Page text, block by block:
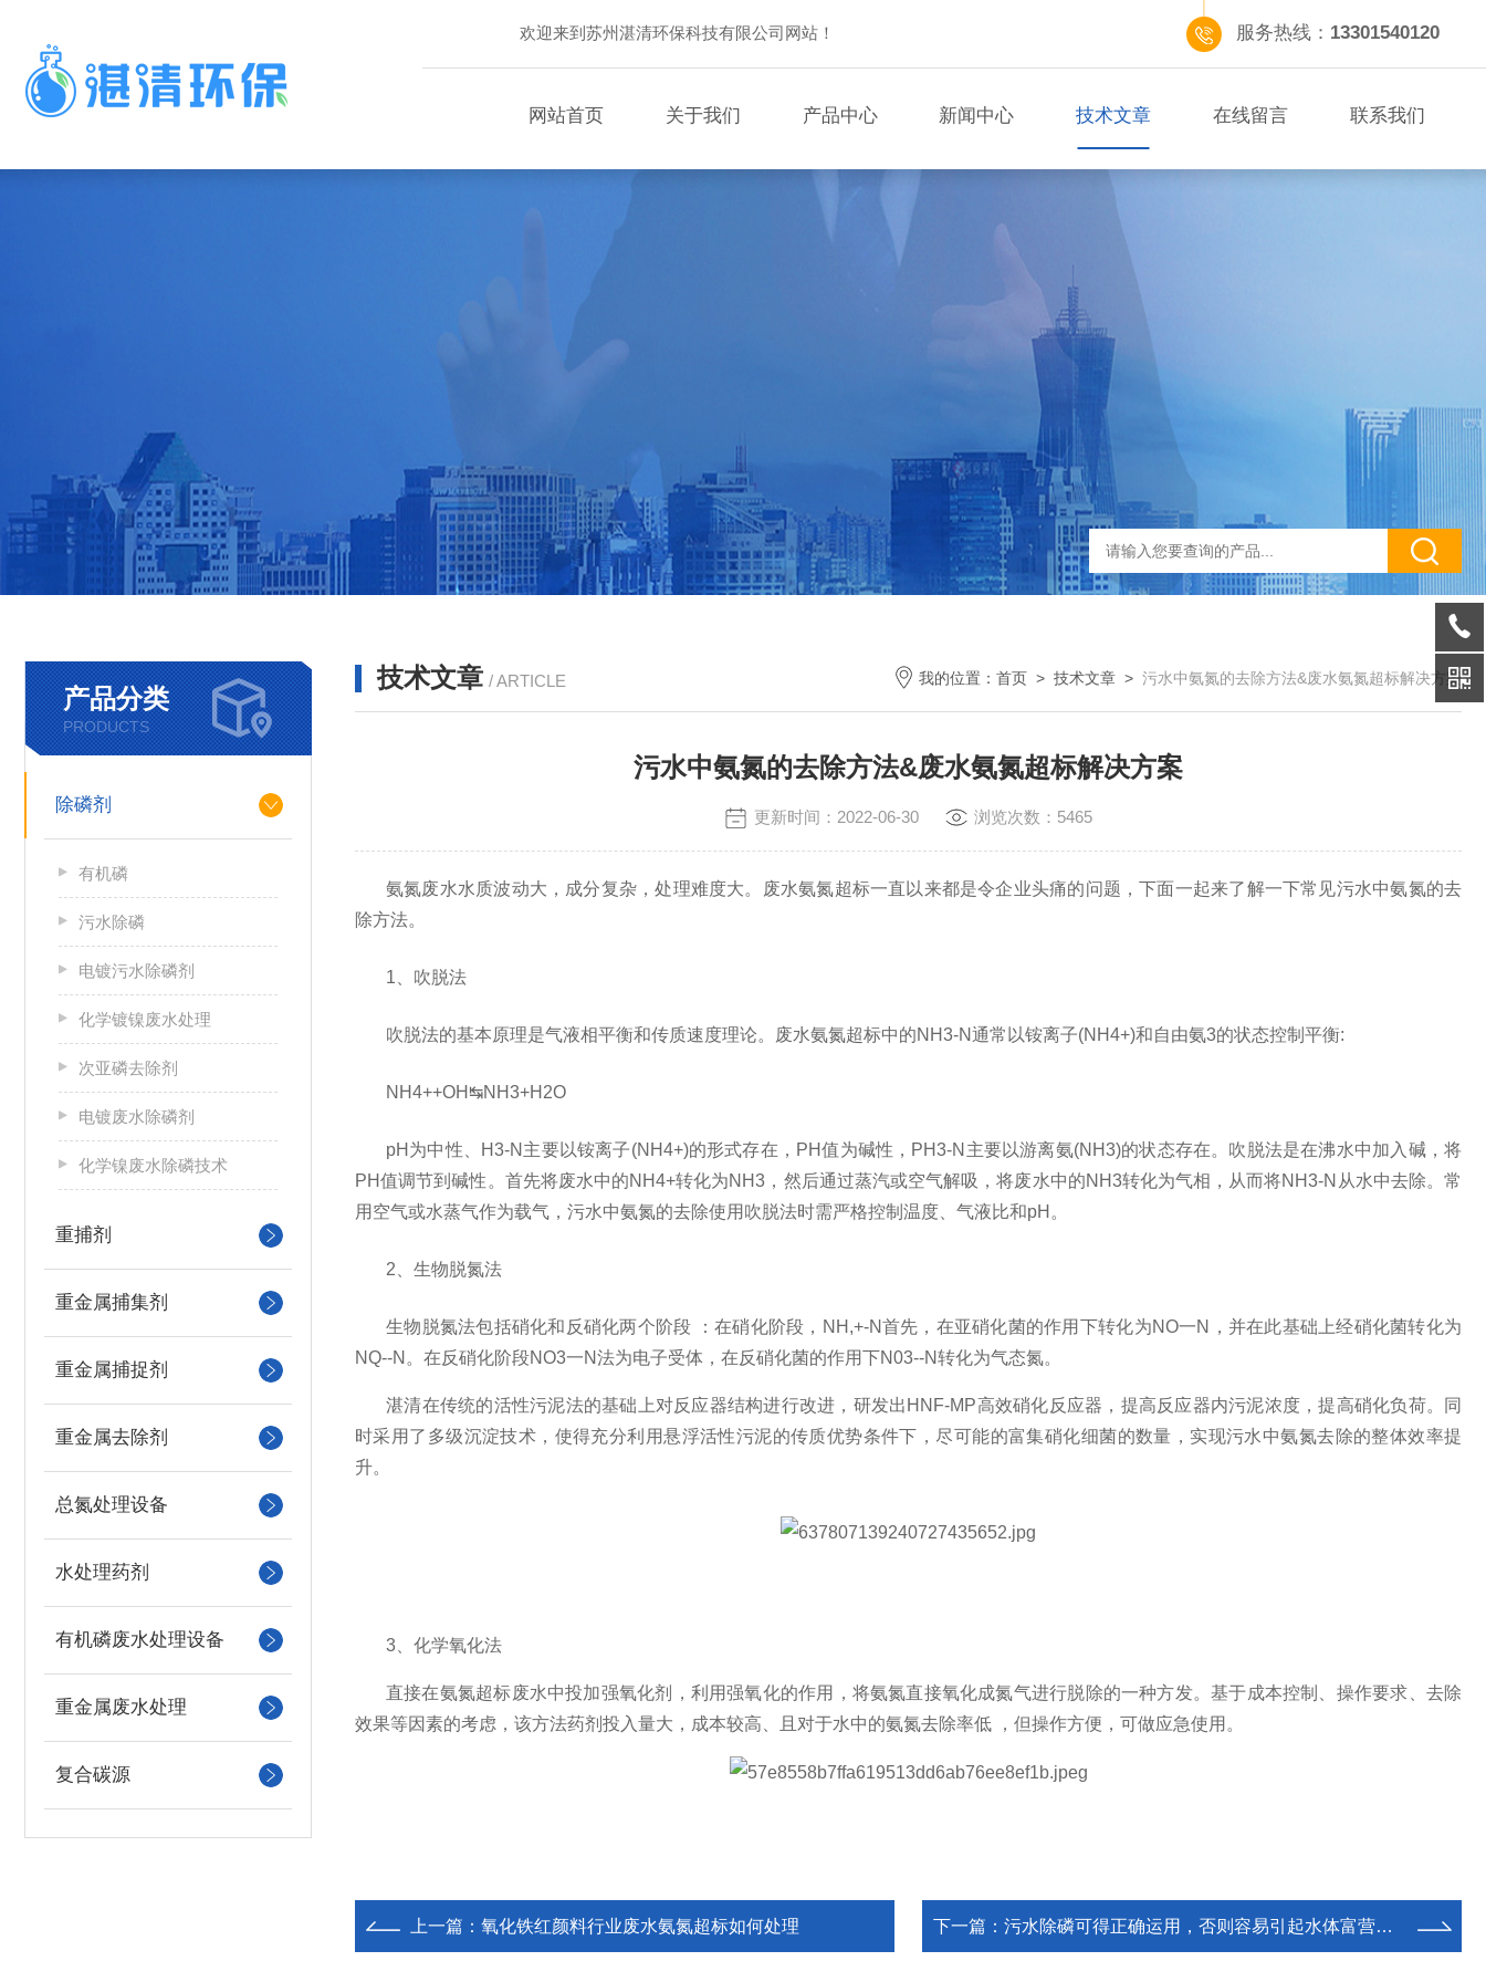
欢迎来到苏州湛清环保科技有限公司网站！ 服务热线： 13301540120
网站首页 关于我们 产品中心 新闻中心 技术文章 在线留言 联系我们
产品分类
PRODUCTS
除磷剂
有机磷
污水除磷
电镀污水除磷剂
化学镀镍废水处理
次亚磷去除剂
电镀废水除磷剂
化学镍废水除磷技术
重捕剂
重金属捕集剂
重金属捕捉剂
重金属去除剂
总氮处理设备
水处理药剂
有机磷废水处理设备
重金属废水处理
复合碳源
技术文章 / ARTICLE 我的位置： 首页 > 技术文章 > 污水中氨氮的去除方法&废水氨氮超标解决方案
污水中氨氮的去除方法&废水氨氮超标解决方案
更新时间：2022-06-30 浏览次数：5465
氨氮废水水质波动大，成分复杂，处理难度大。废水氨氮超标一直以来都是令企业头痛的问题，下面一起来了解一下常见污水中氨氮的去
除方法。
1、 吹脱法
吹脱法的基本原理是气液相平衡和传质速度理论。废水氨氮超标中的NH3-N通常以铵离子(NH4+)和自由氨3的状态控制平衡:
NH4++OH↹NH3+H2O
pH为中性、H3-N主要以铵离子(NH4+)的形式存在，PH值为碱性，PH3-N主要以游离氨(NH3)的状态存在。吹脱法是在沸水中加入碱，将
PH值调节到碱性。首先将废水中的NH4+转化为NH3，然后通过蒸汽或空气解吸，将废水中的NH3转化为气相，从而将NH3-N从水中去除。常
用空气或水蒸气作为载气，污水中氨氮的去除使用吹脱法时需严格控制温度、气液比和pH。
2、生物脱氮法
生物脱氮法包括硝化和反硝化两个阶段 ：在硝化阶段，NH,+-N首先 ， 在亚硝化菌的作用下转化为NO一N，并在此基础上经硝化菌转化为
NQ--N。在反硝化阶段NO3一N法为电子受体，在反硝化菌的作用下N03--N转化为气态氮。
湛清在传统的活性污泥法的基础上对反应器结构进⾏改进，研发出HNF-MP高效硝化反应器，提⾼反应器内污泥浓度，提⾼硝化负荷。同
时采⽤了多级沉淀技术，使得充分利⽤悬浮活性污泥的传质优势条件下，尽可能的富集硝化细菌的数量，实现污水中氨氮去除的整体效率提
升。
3、化学氧化法
直接在氨氮超标废水中投加强氧化剂，利用强氧化的作用，将氨氮直接氧化成氮气进行脱除的一种方发。基于成本控制、操作要求、去除
效果等因素的考虑，该方法药剂投入量大，成本较高、且对于水中的氨氮去除率低 ，但操作方便，可做应急使用。
上一篇： 氧化铁红颜料行业废水氨氮超标如何处理 下一篇： 污水除磷可得正确运用，否则容易引起水体富营养化